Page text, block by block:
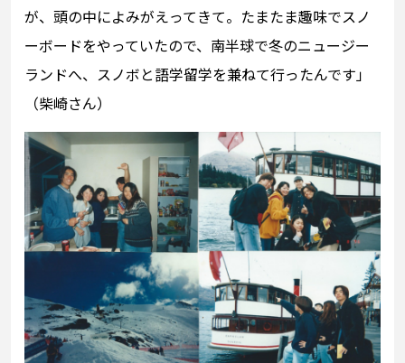
が、頭の中によみがえってきて。たまたま趣味でスノ
ーボードをやっていたので、南半球で冬のニュージー
ランドへ、スノボと語学留学を兼ねて行ったんです」
（柴崎さん）